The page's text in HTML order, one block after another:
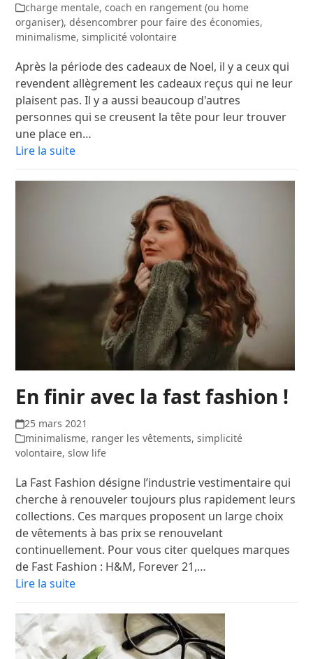
charge mentale,coach en rangement (ou home
organiser),désencombrer pour faire des économies,
minimalisme,simplicité volontaire
Après la période des cadeaux de Noel, il y a ceux qui
revendent allègrement les cadeaux reçus qui ne leur
plaisent pas. Il y a aussi beaucoup d'autres
personnes qui se creusent la tête pour leur trouver
une place en…
Lire la suite
En finir avec la fast fashion !
25 mars 2021
minimalisme, ranger les vêtements,simplicité
volontaire,slow life
La Fast Fashion désigne l’industrie vestimentaire qui
cherche à renouveler toujours plus rapidement leurs
collections. Ces marques proposent un large choix
de vêtements à bas prix se renouvelant
continuellement. Pour vous citer quelques marques
de Fast Fashion : H&M, Forever 21,…
Lire la suite